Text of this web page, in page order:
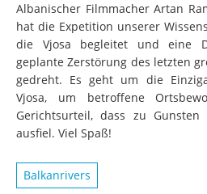
Albanischer Filmmacher Artan
hat die Expetition unserer
die Vjosa begleitet und eine
geplante Zerstörung des letzten
gedreht. Es geht um die
Vjosa, um betroffene
Gerichtsurteil, dass zu
ausfiel. Viel Spaß!
Balkanrivers